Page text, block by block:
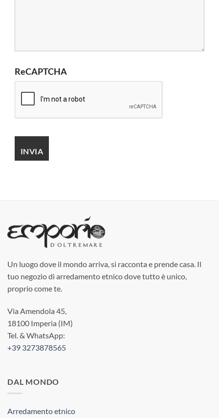
ReCAPTCHA
Un luogo dove il mondo arriva, si racconta e prende casa. Il
tuo negozio di arredamento etnico dove tutto è unico,
proprio come te.
Via Amendola 45,
18100 Imperia (IM)
Tel. & WhatsApp:
+39 3273878565
DAL MONDO
Arredamento etnico